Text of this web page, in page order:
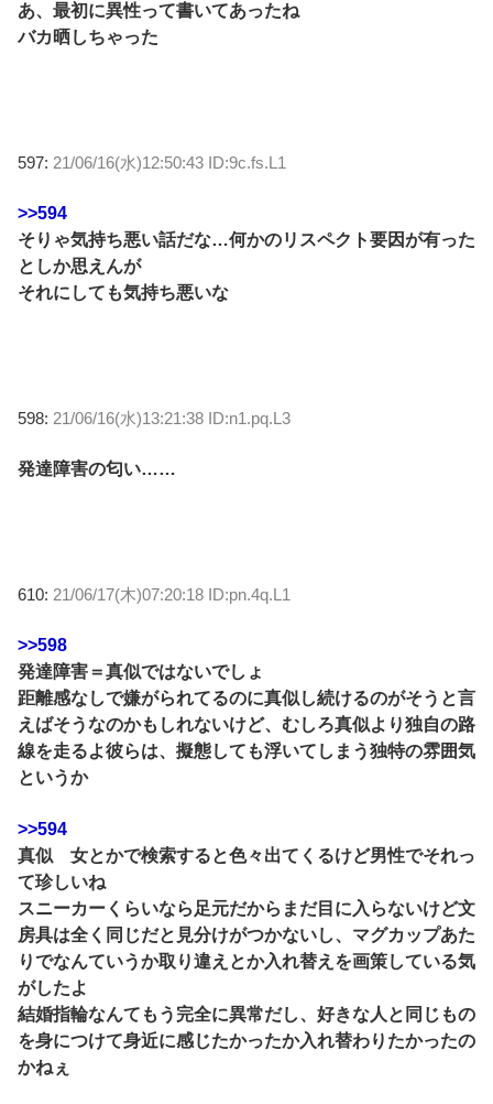
あ、最初に異性って書いてあったね
バカ晒しちゃった
597: 21/06/16(水)12:50:43 ID:9c.fs.L1
>>594
そりゃ気持ち悪い話だな…何かのリスペクト要因が有った
としか思えんが
それにしても気持ち悪いな
598: 21/06/16(水)13:21:38 ID:n1.pq.L3
発達障害の匂い……
610: 21/06/17(木)07:20:18 ID:pn.4q.L1
>>598
発達障害＝真似ではないでしょ
距離感なしで嫌がられてるのに真似し続けるのがそうと言
えばそうなのかもしれないけど、むしろ真似より独自の路
線を走るよ彼らは、擬態しても浮いてしまう独特の雰囲気
というか
>>594
真似 女とかで検索すると色々出てくるけど男性でそれっ
て珍しいね
スニーカーくらいなら足元だからまだ目に入らないけど文
房具は全く同じだと見分けがつかないし、マグカップあた
りでなんていうか取り違えとか入れ替えを画策している気
がしたよ
結婚指輪なんてもう完全に異常だし、好きな人と同じもの
を身につけて身近に感じたかったか入れ替わりたかったの
かねぇ